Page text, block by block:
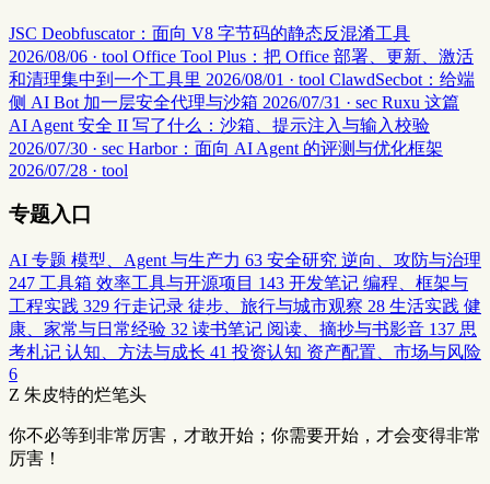
JSC Deobfuscator：面向 V8 字节码的静态反混淆工具
2026/08/06 · tool Office Tool Plus：把 Office 部署、更新、激活
和清理集中到一个工具里 2026/08/01 · tool ClawdSecbot：给端
侧 AI Bot 加一层安全代理与沙箱 2026/07/31 · sec Ruxu 这篇
AI Agent 安全 II 写了什么：沙箱、提示注入与输入校验
2026/07/30 · sec Harbor：面向 AI Agent 的评测与优化框架
2026/07/28 · tool
专题入口
AI 专题 模型、Agent 与生产力 63 安全研究 逆向、攻防与治理
247 工具箱 效率工具与开源项目 143 开发笔记 编程、框架与
工程实践 329 行走记录 徒步、旅行与城市观察 28 生活实践 健
康、家常与日常经验 32 读书笔记 阅读、摘抄与书影音 137 思
考札记 认知、方法与成长 41 投资认知 资产配置、市场与风险
6
Z 朱皮特的烂笔头
你不必等到非常厉害，才敢开始；你需要开始，才会变得非常
厉害！